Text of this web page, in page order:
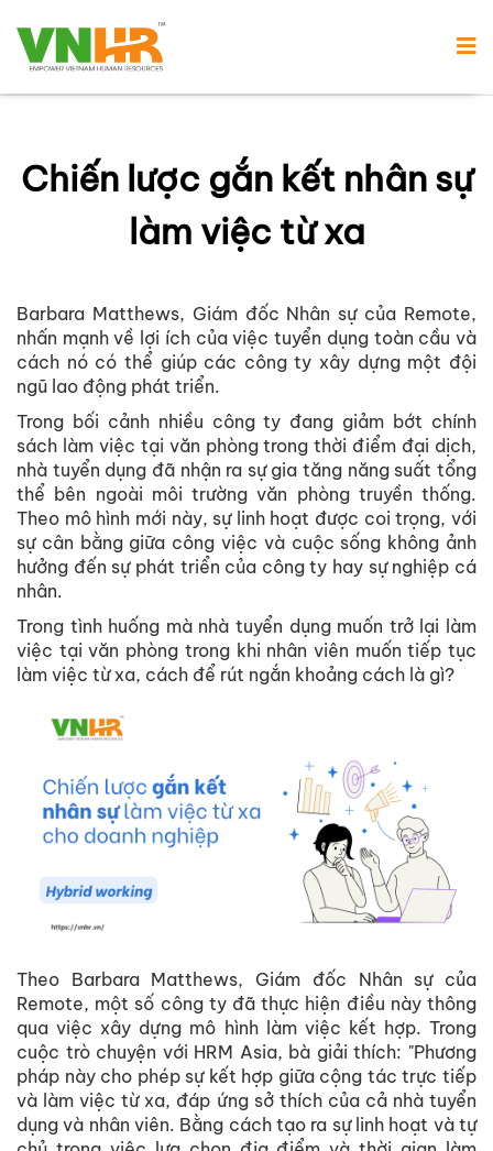
Chiến lược gắn kết nhân sự
làm việc từ xa
Barbara Matthews, Giám đốc Nhân sự của Remote,
nhấn mạnh về lợi ích của việc tuyển dụng toàn cầu và
cách nó có thể giúp các công ty xây dựng một đội
ngũ lao động phát triển.
Trong bối cảnh nhiều công ty đang giảm bớt chính
sách làm việc tại văn phòng trong thời điểm đại dịch,
nhà tuyển dụng đã nhận ra sự gia tăng năng suất tổng
thể bên ngoài môi trường văn phòng truyền thống.
Theo mô hình mới này, sự linh hoạt được coi trọng, với
sự cân bằng giữa công việc và cuộc sống không ảnh
hưởng đến sự phát triển của công ty hay sự nghiệp cá
nhân.
Trong tình huống mà nhà tuyển dụng muốn trở lại làm
việc tại văn phòng trong khi nhân viên muốn tiếp tục
làm việc từ xa, cách để rút ngắn khoảng cách là gì?
Theo Barbara Matthews, Giám đốc Nhân sự của
Remote, một số công ty đã thực hiện điều này thông
qua việc xây dựng mô hình làm việc kết hợp. Trong
cuộc trò chuyện với HRM Asia, bà giải thích: "Phương
pháp này cho phép sự kết hợp giữa cộng tác trực tiếp
và làm việc từ xa, đáp ứng sở thích của cả nhà tuyển
dụng và nhân viên. Bằng cách tạo ra sự linh hoạt và tự